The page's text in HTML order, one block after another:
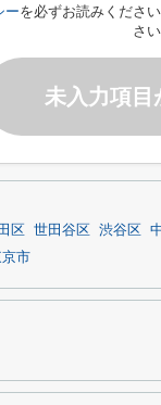
ーを必ずお読みくださ
さい
未入力項目
区 世田谷区 渋谷区
京市